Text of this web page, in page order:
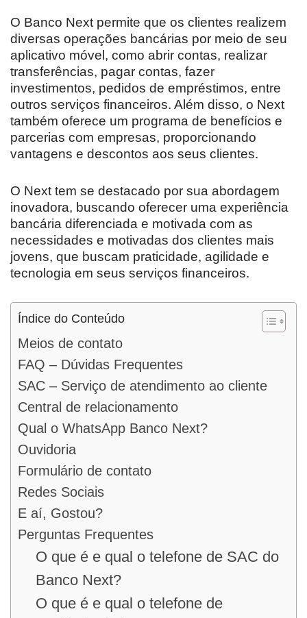
O Banco Next permite que os clientes realizem
diversas operações bancárias por meio de seu
aplicativo móvel, como abrir contas, realizar
transferências, pagar contas, fazer
investimentos, pedidos de empréstimos, entre
outros serviços financeiros. Além disso, o Next
também oferece um programa de benefícios e
parcerias com empresas, proporcionando
vantagens e descontos aos seus clientes.
O Next tem se destacado por sua abordagem
inovadora, buscando oferecer uma experiência
bancária diferenciada e motivada com as
necessidades e motivadas dos clientes mais
jovens, que buscam praticidade, agilidade e
tecnologia em seus serviços financeiros.
Índice do Conteúdo
Meios de contato
FAQ – Dúvidas Frequentes
SAC – Serviço de atendimento ao cliente
Central de relacionamento
Qual o WhatsApp Banco Next?
Ouvidoria
Formulário de contato
Redes Sociais
E aí, Gostou?
Perguntas Frequentes
O que é e qual o telefone de SAC do
Banco Next?
O que é e qual o telefone de